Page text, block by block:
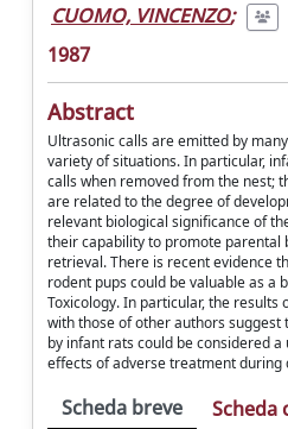
CUOMO, VINCENZO;
1987
Abstract
Ultrasonic calls are emitted by
variety of situations. In particular,
calls when removed from the nest;
are related to the degree of
relevant biological significance of
their capability to promote parental
retrieval. There is recent evidence
rodent pups could be valuable as a
Toxicology. In particular, the
with those of other authors
by infant rats could be considered
effects of adverse treatment during
Scheda breve Scheda